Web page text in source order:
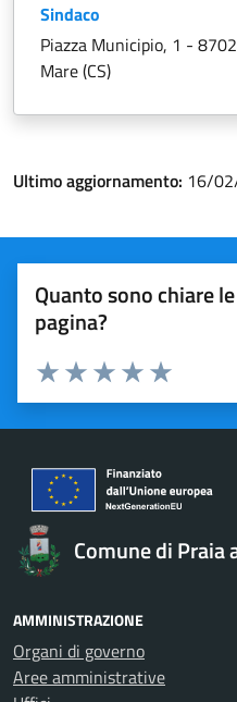
Sindaco
Piazza Municipio, 1 -
Mare (CS)
Ultimo aggiornamento: 16/
Quanto sono chiare
pagina?
Valuta 5
Valuta 4 stelle
Valuta 3 stelle su 5
Valuta 2 stelle su 5
Valuta 1 stelle su 5
Comune di Praia
AMMINISTRAZIONE
Organi di governo
Aree amministrative